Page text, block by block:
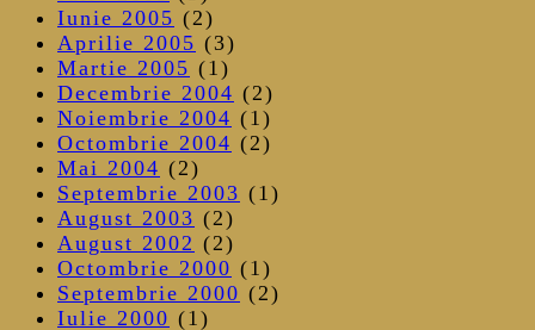
Iunie 2005 (2)
Aprilie 2005 (3)
Martie 2005 (1)
Decembrie 2004 (2)
Noiembrie 2004 (1)
Octombrie 2004 (2)
Mai 2004 (2)
Septembrie 2003 (1)
August 2003 (2)
August 2002 (2)
Octombrie 2000 (1)
Septembrie 2000 (2)
Iulie 2000 (1)